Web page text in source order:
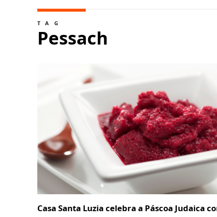
TAG
Pessach
Casa Santa Luzia celebra a Páscoa Judaica